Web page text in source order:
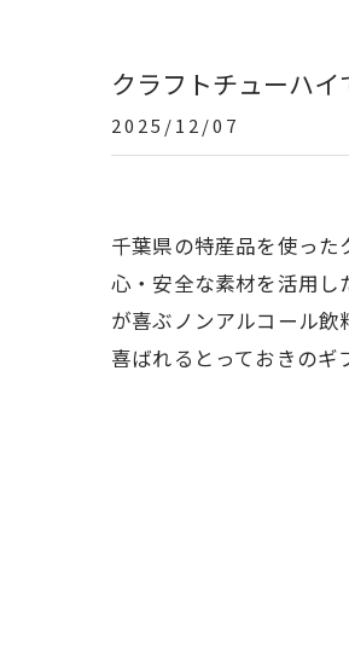
クラフトチューハ
2025/12/07
千葉県の特産品を使っ
心・安全な素材を活用
が喜ぶノンアルコール
喜ばれるとっておきのギ